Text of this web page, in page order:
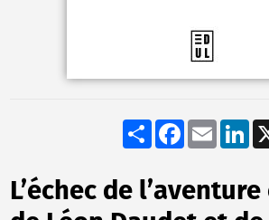
Share Facebook
Email
L’échec de